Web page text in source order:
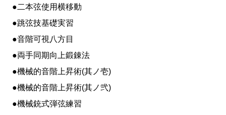
●二本弦使用横移動
●跳弦技基礎実習
●音階可視八方目
●両手同期向上鍛錬法
●機械的音階上昇術(其ノ壱)
●機械的音階上昇術(其ノ弐)
●機械銃式弾弦練習